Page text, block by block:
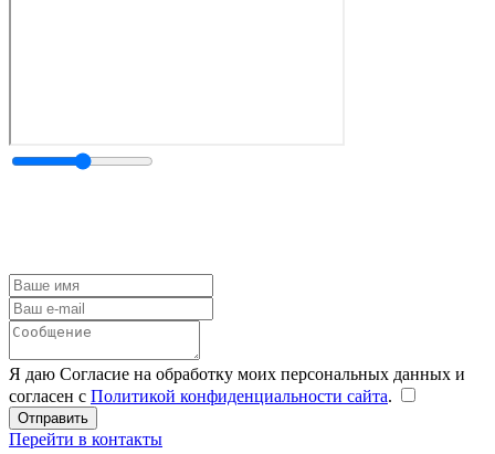
Я даю Согласие на обработку моих персональных данных и
согласен с Политикой конфиденциальности сайта.
Перейти в контакты